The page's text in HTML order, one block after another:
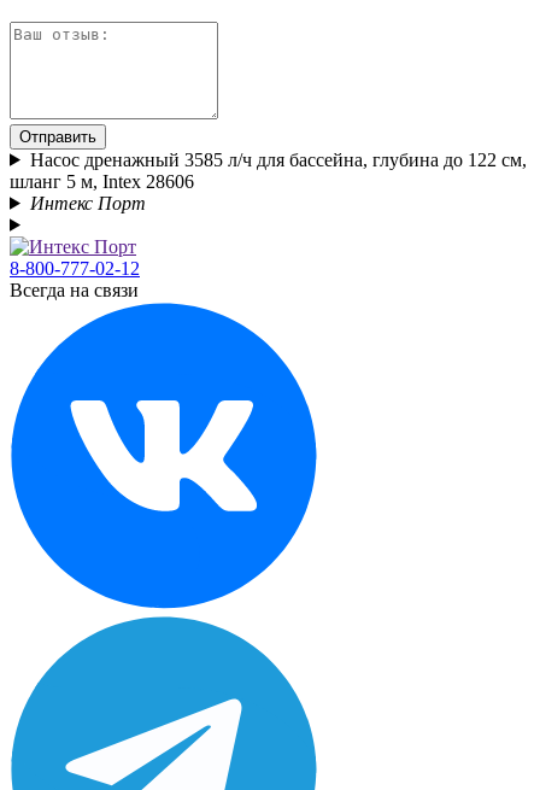
Отправить
Насос дренажный 3585 л/ч для бассейна, глубина до 122 см,
шланг 5 м, Intex 28606
Интекс Порт
8-800-777-02-12
Всегда на связи